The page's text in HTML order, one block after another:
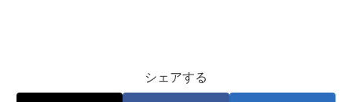
シェアする